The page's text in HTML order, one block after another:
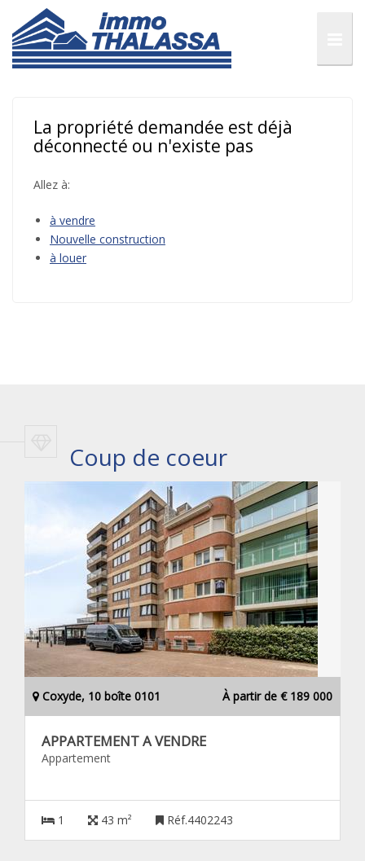
La propriété demandée est déjà
déconnecté ou n'existe pas
Allez à:
à vendre
Nouvelle construction
à louer
Coup de coeur
Coxyde, 10 boîte 0101 À partir de € 189 000
APPARTEMENT A VENDRE
Appartement
1 43 m² Réf.4402243